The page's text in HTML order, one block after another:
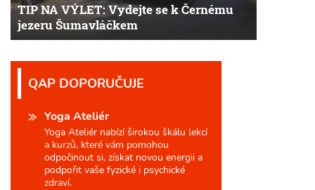
TIP NA VÝLET: Vydejte se k Černému
jezeru Šumavláčkem
QAP DOPORUČUJE
Yoga Ateliér
Yoga Ateliér nabízí širokou škálu lekcí
a kurzů, které vám pomohou
odpočinout si, získat novou energii a
podpořit vaše fyzické i psychické
zdraví.